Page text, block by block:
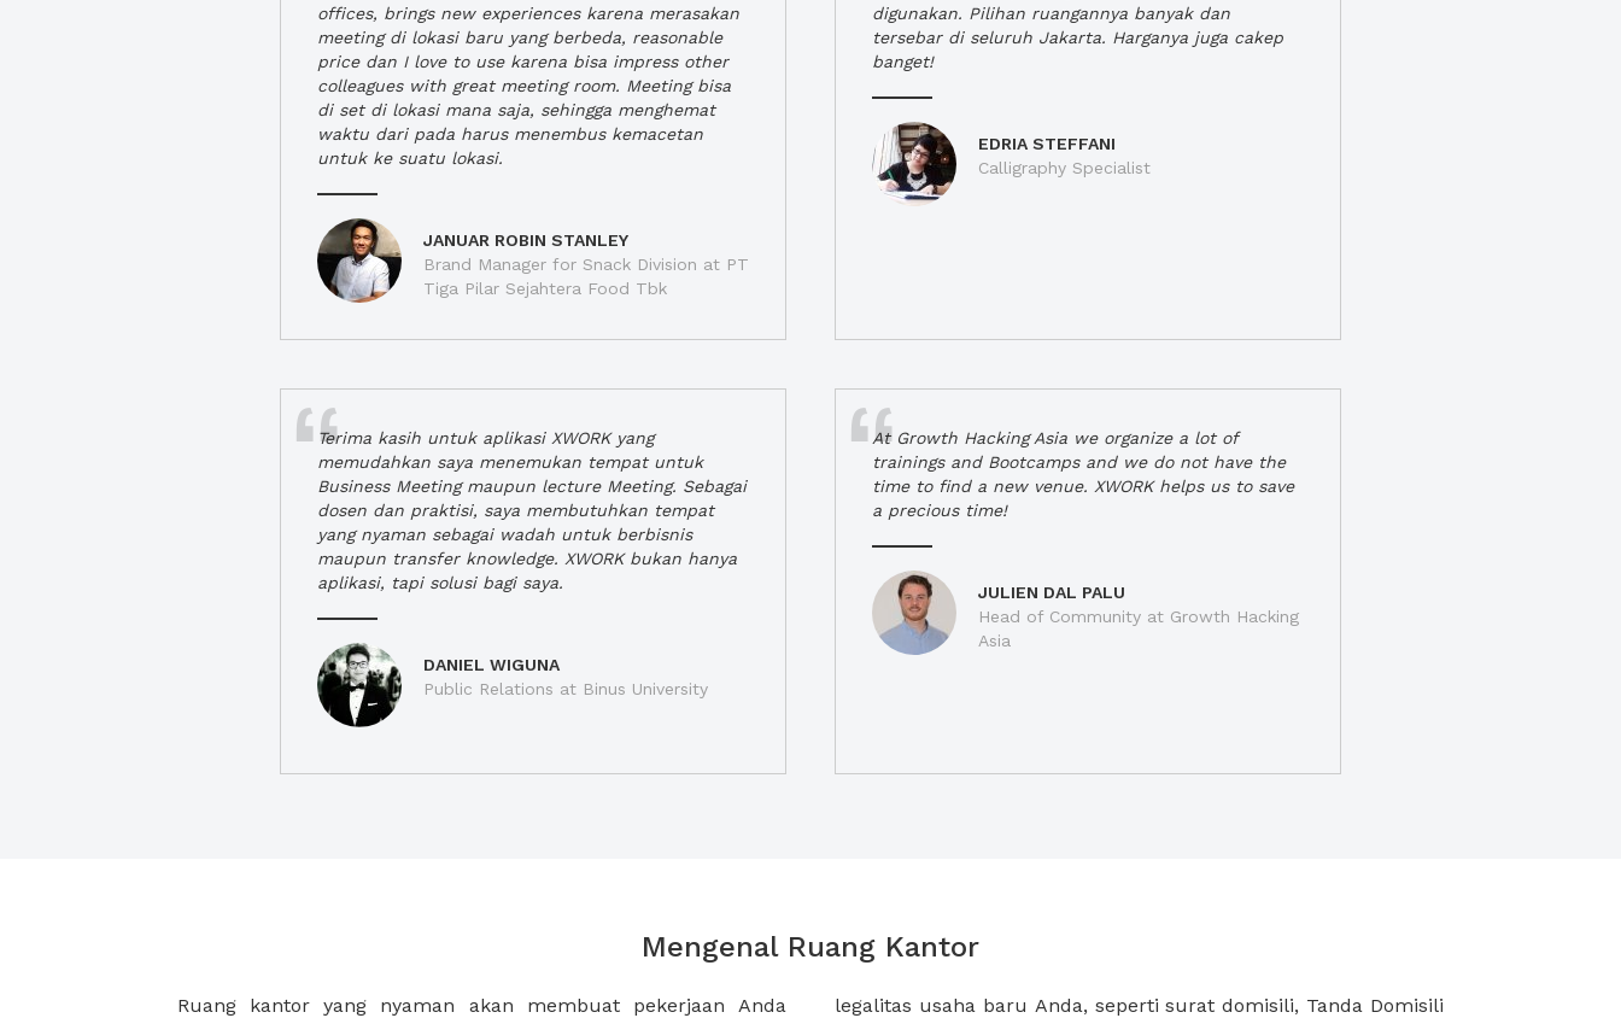
offices, brings new experiences karena merasakan
meeting di lokasi baru yang berbeda, reasonable
price dan I love to use karena bisa impress other
colleagues with great meeting room. Meeting bisa
di set di lokasi mana saja, sehingga menghemat
waktu dari pada harus menembus kemacetan
untuk ke suatu lokasi.
JANUAR ROBIN STANLEY
Brand Manager for Snack Division at PT
Tiga Pilar Sejahtera Food Tbk
digunakan. Pilihan ruangannya banyak dan
tersebar di seluruh Jakarta. Harganya juga cakep
banget!
EDRIA STEFFANI
Calligraphy Specialist
Terima kasih untuk aplikasi XWORK yang
memudahkan saya menemukan tempat untuk
Business Meeting maupun lecture Meeting. Sebagai
dosen dan praktisi, saya membutuhkan tempat
yang nyaman sebagai wadah untuk berbisnis
maupun transfer knowledge. XWORK bukan hanya
aplikasi, tapi solusi bagi saya.
DANIEL WIGUNA
Public Relations at Binus University
At Growth Hacking Asia we organize a lot of
trainings and Bootcamps and we do not have the
time to find a new venue. XWORK helps us to save
a precious time!
JULIEN DAL PALU
Head of Community at Growth Hacking
Asia
Mengenal Ruang Kantor
Ruang kantor yang nyaman akan membuat pekerjaan Anda
legalitas usaha baru Anda, seperti surat domisili, Tanda Domisili